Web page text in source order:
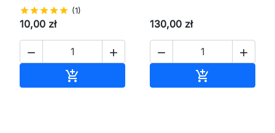
starstarstarstarstar (1)
10,00 zł
 

130,00 zł
 
